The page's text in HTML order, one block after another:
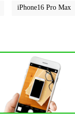
iPhone16 Pro Max